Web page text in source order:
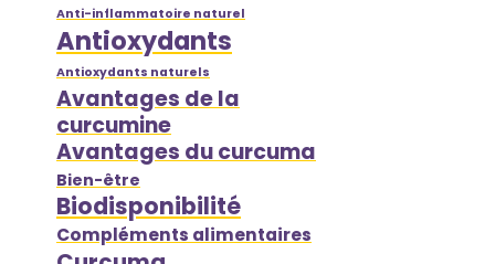
Anti-inflammatoire naturel
Antioxydants
Antioxydants naturels
Avantages de la
curcumine
Avantages du curcuma
Bien-être
Biodisponibilité
Compléments alimentaires